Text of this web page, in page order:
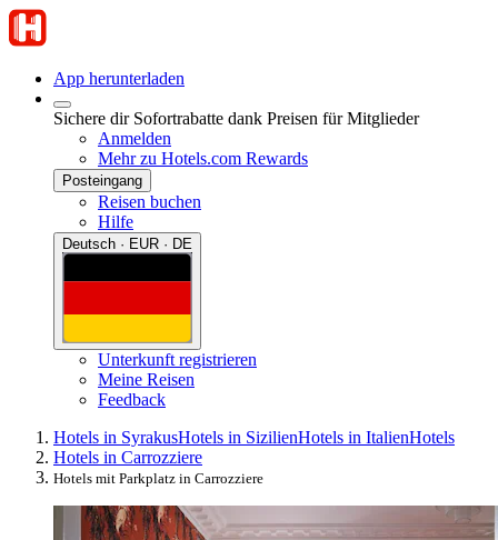
App herunterladen
Sichere dir Sofortrabatte dank Preisen für Mitglieder
Anmelden
Mehr zu Hotels.com Rewards
Posteingang
Reisen buchen
Hilfe
Deutsch · EUR · DE
Unterkunft registrieren
Meine Reisen
Feedback
Hotels in SyrakusHotels in SizilienHotels in ItalienHotels
Hotels in Carrozziere
Hotels mit Parkplatz in Carrozziere